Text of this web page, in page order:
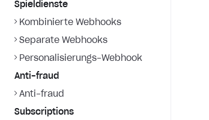
Spieldienste
Kombinierte Webhooks
Separate Webhooks
Personalisierungs-Webhook
Anti-fraud
Anti-fraud
Subscriptions